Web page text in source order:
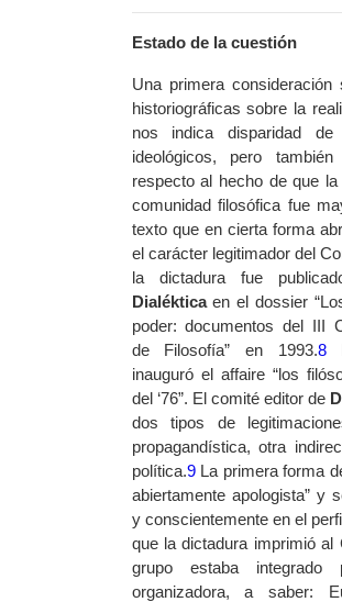
Estado de la cuestión
Una primera
historiográficas sobre la
nos indica disparidad
ideológicos, pero
respecto al hecho de que
comunidad filosófica fue
texto que en cierta forma
el carácter legitimador del
la dictadura fue
Dialékticaen eldossier
poder: documentos del III
de Filosofía” en 1993.8
inauguró el affaire “los
del ‘76”. El comité editor de
dos tipos de
propagandística, otra
política.9La primera forma
abiertamente apologista” y
y conscientemente en el
que la dictadura imprimió al
grupo estaba
organizadora, a saber: